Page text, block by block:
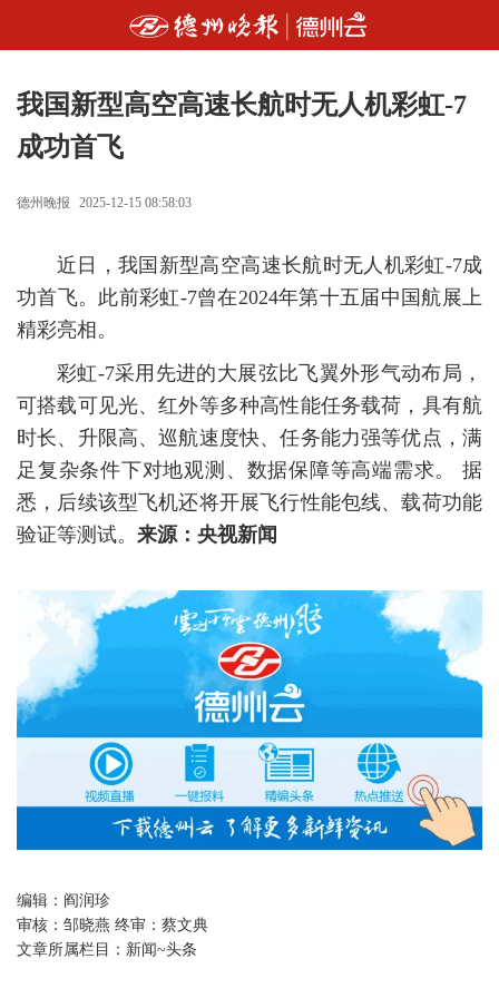
我国新型高空高速长航时无人机彩虹-7
成功首飞
德州晚报 2025-12-15 08:58:03
近日，我国新型高空高速长航时无人机彩虹-7成
功首飞。此前彩虹-7曾在2024年第十五届中国航展上
精彩亮相。
彩虹-7采用先进的大展弦比飞翼外形气动布局，
可搭载可见光、红外等多种高性能任务载荷，具有航
时长、升限高、巡航速度快、任务能力强等优点，满
足复杂条件下对地观测、数据保障等高端需求。 据
悉，后续该型飞机还将开展飞行性能包线、载荷功能
验证等测试。 来源：央视新闻
编辑： 阎润珍
审核： 邹晓燕 终审：蔡文典
文章所属栏目： 新闻~头条